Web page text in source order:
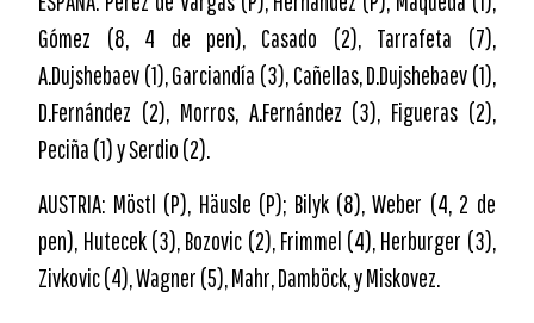
Gómez (8, 4 de pen), Casado (2), Tarrafeta (7),
A.Dujshebaev (1), Garciandía (3), Cañellas, D.Dujshebaev (1),
D.Fernández (2), Morros, A.Fernández (3), Figueras (2),
Peciña (1) y Serdio (2).
AUSTRIA: Möstl (P), Häusle (P); Bilyk (8), Weber (4, 2 de
pen), Hutecek (3), Bozovic (2), Frimmel (4), Herburger (3),
Zivkovic (4), Wagner (5), Mahr, Damböck, y Miskovez.